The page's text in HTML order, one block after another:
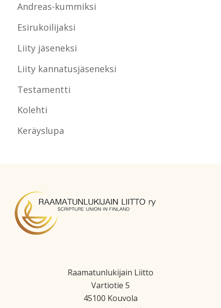
Andreas-kummiksi
Esirukoilijaksi
Liity jäseneksi
Liity kannatusjäseneksi
Testamentti
Kolehti
Keräyslupa
Raamatunlukijain Liitto
Vartiotie 5
45100 Kouvola